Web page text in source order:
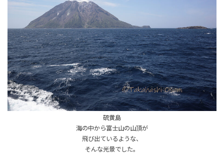
硫黄島
海の中から富士山の山頂が
飛び出ているような、
そんな光景でした。